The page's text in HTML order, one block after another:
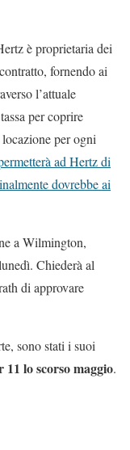
è proprietaria dei
fornendo ai
l’attuale
per coprire
per ogni
ad Hertz di
dovrebbe ai
a Wilmington,
Chiederà al
di approvare
sono stati i suoi
11 lo scorso maggio.